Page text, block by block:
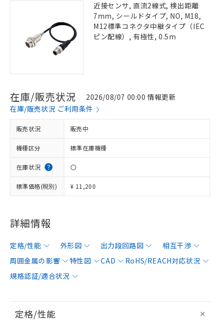
近接センサ, 直流2線式, 検出距離
7mm, シールドタイプ, NO, M18,
M12標準コネクタ中継タイプ（IEC
ピン配線）, 有極性, 0.5m
在庫/販売状況
2026/08/07 00:00 情報更新
在庫/販売状況 ご利用条件
販売状況 販売中
機種区分 標準在庫機種
在庫状況 〇
標準価格(税別) ¥ 11,200
詳細情報
定格/性能 外形図 出力段回路図
相互干渉
周囲金属の影響
特性図 CAD
RoHS/REACH対応状況
規格認証/適合状況
定格/性能